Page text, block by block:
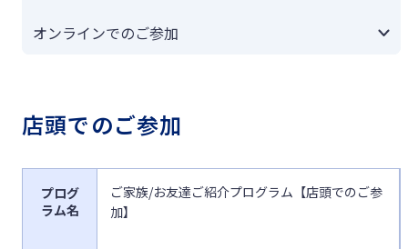
オンラインでのご参加
店頭でのご参加
プログ
ラム名
ご家族/お友達ご紹介プログラム【店頭でのご参
加】